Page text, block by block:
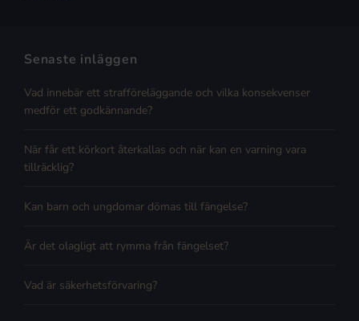
Senaste inläggen
Vad innebär ett strafföreläggande och vilka konsekvenser
medför ett godkännande?
När får ett körkort återkallas och när kan en varning vara
tillräcklig?
Kan barn och ungdomar dömas till fängelse?
Är det olagligt att rymma från fängelset?
Vad är säkerhetsförvaring?